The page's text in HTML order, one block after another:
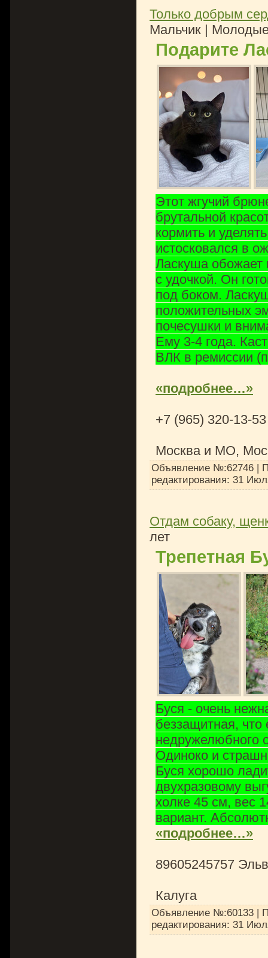
Только добрым
Мальчик |
Подарите
Этот жгучий
брутальной
кормить и
истосковался в
Ласкуша обожает
с удочкой. Он
под боком.
положительных
почесушки и
Ему 3-4 года.
ВЛК в ремиссии
«подробнее…»
+7 (965) 320-13-
Москва и МО,
Объявление №:62746 |
редактирования: 31
Отдам собаку,
лет
Трепетная
Буся - очень
беззащитная, что
недружелюбного
Одиноко и
Буся хорошо
двухразовому
холке 45 см, вес
вариант.
«подробнее…»
89605245757
Калуга
Объявление №:60133 |
редактирования: 31